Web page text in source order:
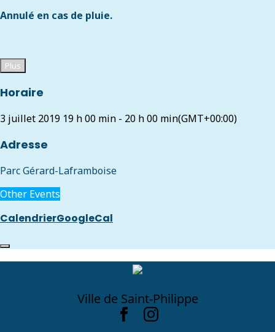
Annulé en cas de pluie.
Plus
Horaire
3 juillet 2019 19 h 00 min - 20 h 00 min(GMT+00:00)
Adresse
Parc Gérard-Laframboise
Other Events
CalendrierGoogleCal
Ville de Saint-Philippe